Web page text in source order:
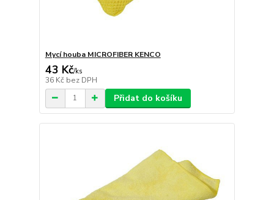
Mycí houba MICROFIBER KENCO
43 Kč/ks
36 Kč bez DPH
Přidat do košíku